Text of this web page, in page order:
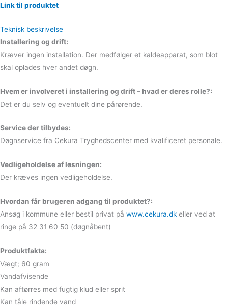
Link til produktet
Teknisk beskrivelse
Installering og drift:
Kræver ingen installation. Der medfølger et kaldeapparat, som blot
skal oplades hver andet døgn.
Hvem er involveret i installering og drift – hvad er deres rolle?:
Det er du selv og eventuelt dine pårørende.
Service der tilbydes:
Døgnservice fra Cekura Tryghedscenter med kvalificeret personale.
Vedligeholdelse af løsningen:
Der kræves ingen vedligeholdelse.
Hvordan får brugeren adgang til produktet?:
Ansøg i kommune eller bestil privat på www.cekura.dk eller ved at
ringe på 32 31 60 50 (døgnåbent)
Produktfakta:
Vægt; 60 gram
Vandafvisende
Kan aftørres med fugtig klud eller sprit
Kan tåle rindende vand